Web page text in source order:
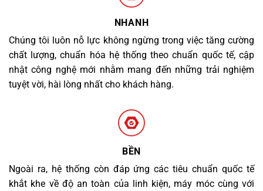
NHANH
Chúng tôi luôn nỗ lực không ngừng trong việc tăng cường
chất lượng, chuẩn hóa hệ thống theo chuẩn quốc tế, cập
nhật công nghệ mới nhằm mang đến những trải nghiệm
tuyệt vời, hài lòng nhất cho khách hàng.
BỀN
Ngoài ra, hệ thống còn đáp ứng các tiêu chuẩn quốc tế
khắt khe về độ an toàn của linh kiện, máy móc cùng với